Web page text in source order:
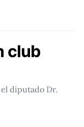
club
el diputado Dr.